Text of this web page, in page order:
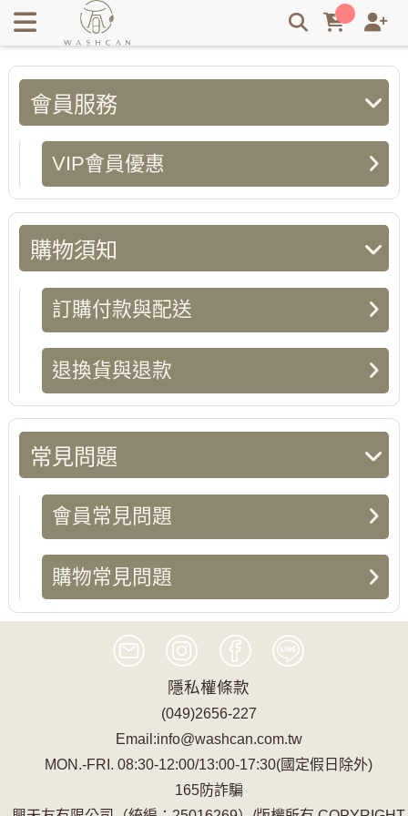
會員常見問題 | Washcan瓦士肯
會員服務
VIP會員優惠
購物須知
訂購付款與配送
退換貨與退款
常見問題
會員常見問題
購物常見問題
隱私權條款
(049)2656-227
Email:info@washcan.com.tw
MON.-FRI. 08:30-12:00/13:00-17:30(國定假日除外)
165防詐騙